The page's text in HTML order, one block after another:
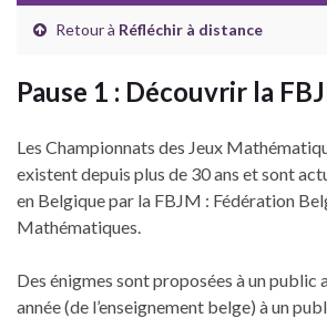
Retour à Réfléchir à distance
Pause 1 : Découvrir la
Les Championnats des Jeux
existent depuis plus de 30 ans et sont
en Belgique par la FBJM : Fédération
Mathématiques.
Des énigmes sont proposées à un public
année (de l’enseignement belge) à un